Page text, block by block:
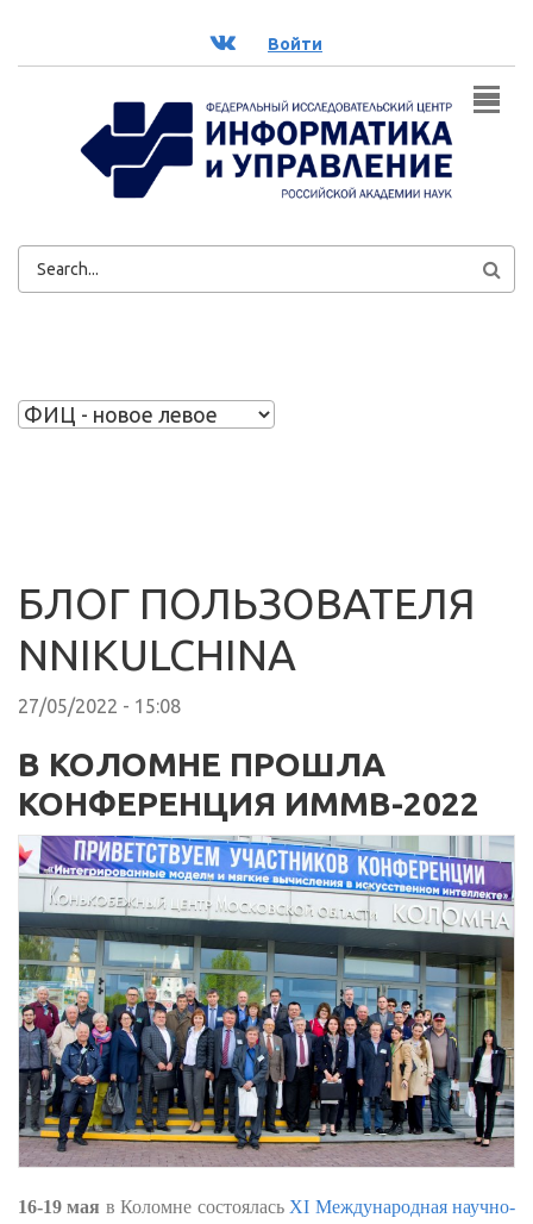
ВК Войти
ФОРМА
БЛОГ ПОЛЬЗОВАТЕЛЯ
NNIKULCHINA
27/05/2022 - 15:08
В КОЛОМНЕ ПРОШЛА
КОНФЕРЕНЦИЯ ИММВ-2022
16-19 мая в Коломне состоялась XI Международная научно-